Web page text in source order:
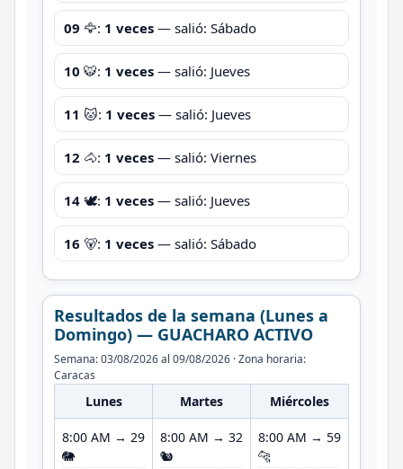
09 🦅: 1 veces — salió: Sábado
10 🐯: 1 veces — salió: Jueves
11 🐱: 1 veces — salió: Jueves
12 🐴: 1 veces — salió: Viernes
14 🕊️: 1 veces — salió: Jueves
16 🐻: 1 veces — salió: Sábado
Resultados de la semana (Lunes a
Domingo) — GUACHARO ACTIVO
Semana: 03/08/2026 al 09/08/2026 · Zona horaria:
Caracas
Lunes Martes Miércoles
8:00 AM → 29
🐘
8:00 AM → 32
🐿️
8:00 AM → 59
🐆